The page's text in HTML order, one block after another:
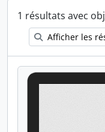
1 résultats avec
Afficher les